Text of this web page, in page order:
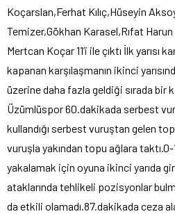
Koçarslan,Ferhat Kılıç,Hüseyin
Temizer,Gökhan Karasel,Rıfat
Mertcan Koçar 11’i ile çıktı İlk yarısı
kapanan karşılaşmanın ikinci
üzerine daha fazla geldiği sırada bir
Üzümlüspor 60.dakikada serbest
kullandığı serbest vuruştan gelen
vuruşla yakından topu ağlara
yakalamak için oyuna ikinci yarıda
ataklarında tehlikeli pozisyonlar
da etkili olamadı.87.dakikada ceza